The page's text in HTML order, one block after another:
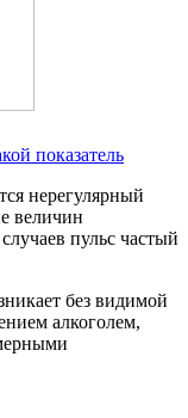
показатель
нерегулярный
величин
пульс частый
без видимой
алкоголем,